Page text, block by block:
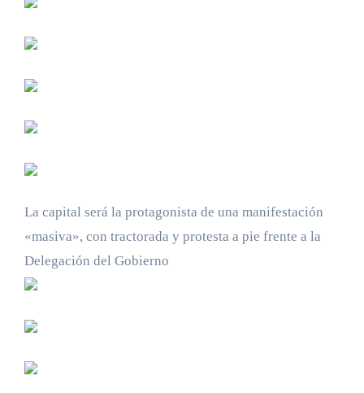
La capital será la protagonista de una manifestación
«masiva», con tractorada y protesta a pie frente a la
Delegación del Gobierno